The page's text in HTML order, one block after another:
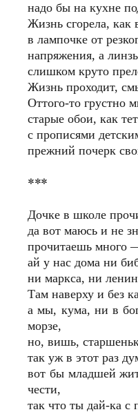
надо бы на кухне
Жизнь сгорела, как
в лампочке от
напряжения, а
слишком круто
Жизнь проходит,
Оттого-то грустно
старые обои, как
с прописями
прежний почерк
***
Дочке в школе
да вот маюсь и не
прочитаешь много
ай у нас дома ни
ни маркса, ни
Там наверху и без
а мы, кума, ни в
морзе,
но, вишь,
так уж в этот раз
вот бы младшей
чести,
так что ты дай-ка с